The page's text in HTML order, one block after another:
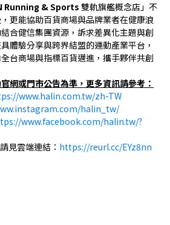
Running & Sports 雙軌旗艦概念店」不
更能協助百貨商場與品牌業者在健康浪
合健信集團資源，訴求差異化主題與創
體驗分享與跨界結盟的運動產業平台，
台商場與指標百貨邁進，攜手夥伴共創
網或門市公告為準，更多資訊請參考：
www.halin.com.tw/zh-TW
halin_tw/
www.facebook.com/halin.tw/?
請見雲端連結： https://reurl.cc/EYz8nn